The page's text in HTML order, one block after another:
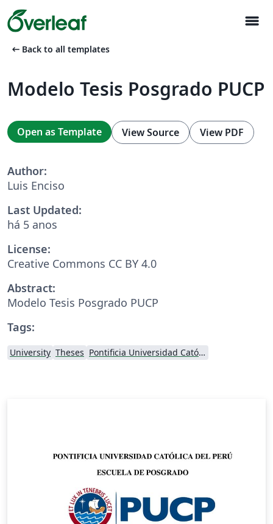
menu
arrow_left_alt Back to all templates
Modelo Tesis Posgrado PUCP
Open as Template View Source View PDF
Author:
Luis Enciso
Last Updated:
há 5 anos
License:
Creative Commons CC BY 4.0
Abstract:
Modelo Tesis Posgrado PUCP
Tags:
University Theses Pontificia Universidad Católica del Perú